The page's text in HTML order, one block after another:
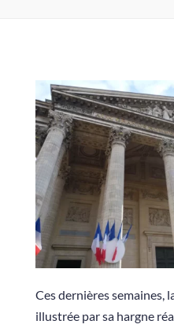
Ces dernières semaines,
illustrée par sa hargne